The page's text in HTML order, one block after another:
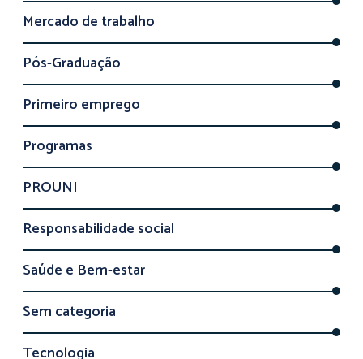
Mercado de trabalho
Pós-Graduação
Primeiro emprego
Programas
PROUNI
Responsabilidade social
Saúde e Bem-estar
Sem categoria
Tecnologia